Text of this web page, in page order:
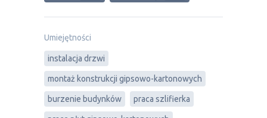
Umiejętności
instalacja drzwi
montaż konstrukcji gipsowo-kartonowych
burzenie budynków praca szlifierka